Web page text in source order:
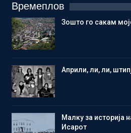
Времеплов
Зошто го сакам
Aприли, ли, ли,
Малку за историја
Исарот